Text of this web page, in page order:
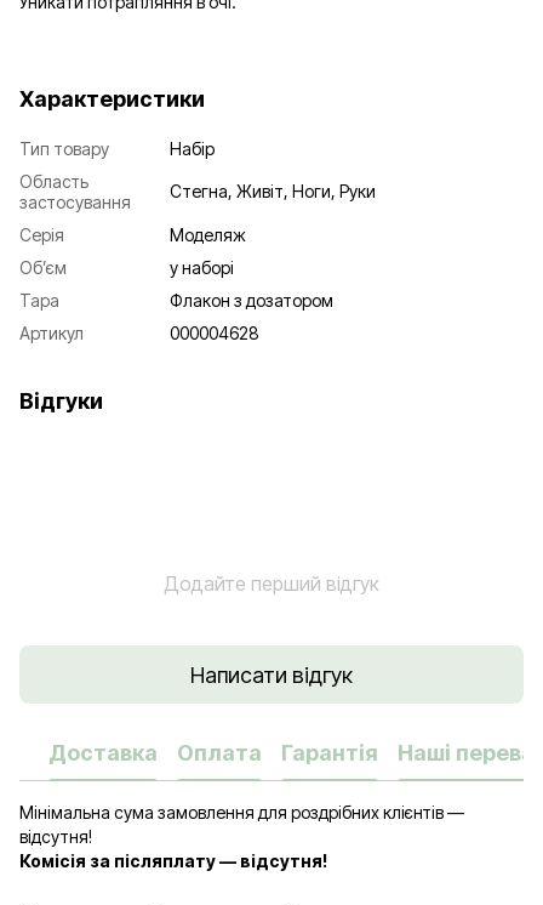
Характеристики
Тип товару
Набір
Область
застосування
Стегна, Живіт, Ноги, Руки
Серія
Моделяж
Об’єм
у наборі
Тара
Флакон з дозатором
Артикул
000004628
Відгуки
Додайте перший відгук
Написати відгук
Доставка Оплата Гарантія Наші
Мінімальна сума замовлення для роздрібних клієнтів —
відсутня!
Комісія за післяплату — відсутня!